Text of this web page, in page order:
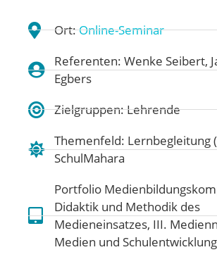
Ort:Online-Seminar
Referenten: Wenke Seibert,
Egbers
Zielgruppen: Lehrende
Themenfeld: Lernbegleitung
SchulMahara
Portfolio
Didaktik und Methodik des
Medieneinsatzes, III.
Medien und Schulentwicklung